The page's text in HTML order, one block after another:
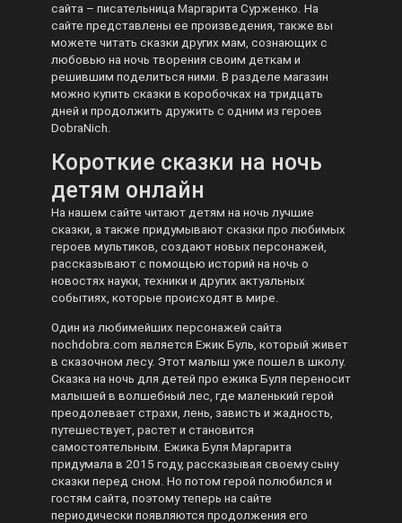
сайта – писательница Маргарита Сурженко. На
сайте представлены ее произведения, также вы
можете читать сказки других мам, сознающих с
любовью на ночь творения своим деткам и
решившим поделиться ними. В разделе магазин
можно купить сказки в коробочках на тридцать
дней и продолжить дружить с одним из героев
DobraNich.
Короткие сказки на ночь
детям онлайн
На нашем сайте читают детям на ночь лучшие
сказки, а также придумывают сказки про любимых
героев мультиков, создают новых персонажей,
рассказывают с помощью историй на ночь о
новостях науки, техники и других актуальных
событиях, которые происходят в мире.
Один из любимейших персонажей сайта
nochdobra.com является Ежик Буль, который живет
в сказочном лесу. Этот малыш уже пошел в школу.
Сказка на ночь для детей про ежика Буля переносит
малышей в волшебный лес, где маленький герой
преодолевает страхи, лень, зависть и жадность,
путешествует, растет и становится
самостоятельным. Ежика Буля Маргарита
придумала в 2015 году, рассказывая своему сыну
сказки перед сном. Но потом герой полюбился и
гостям сайта, поэтому теперь на сайте
периодически появляются продолжения его